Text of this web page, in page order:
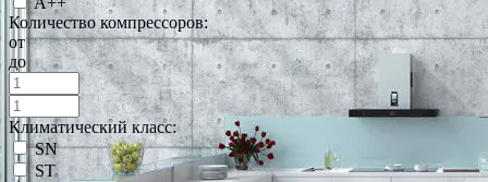
Количество компрессоров:
от
до
Климатический класс:
SN
ST